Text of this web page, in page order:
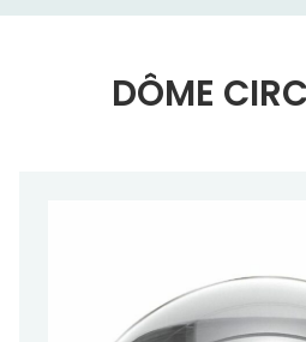
DÔME